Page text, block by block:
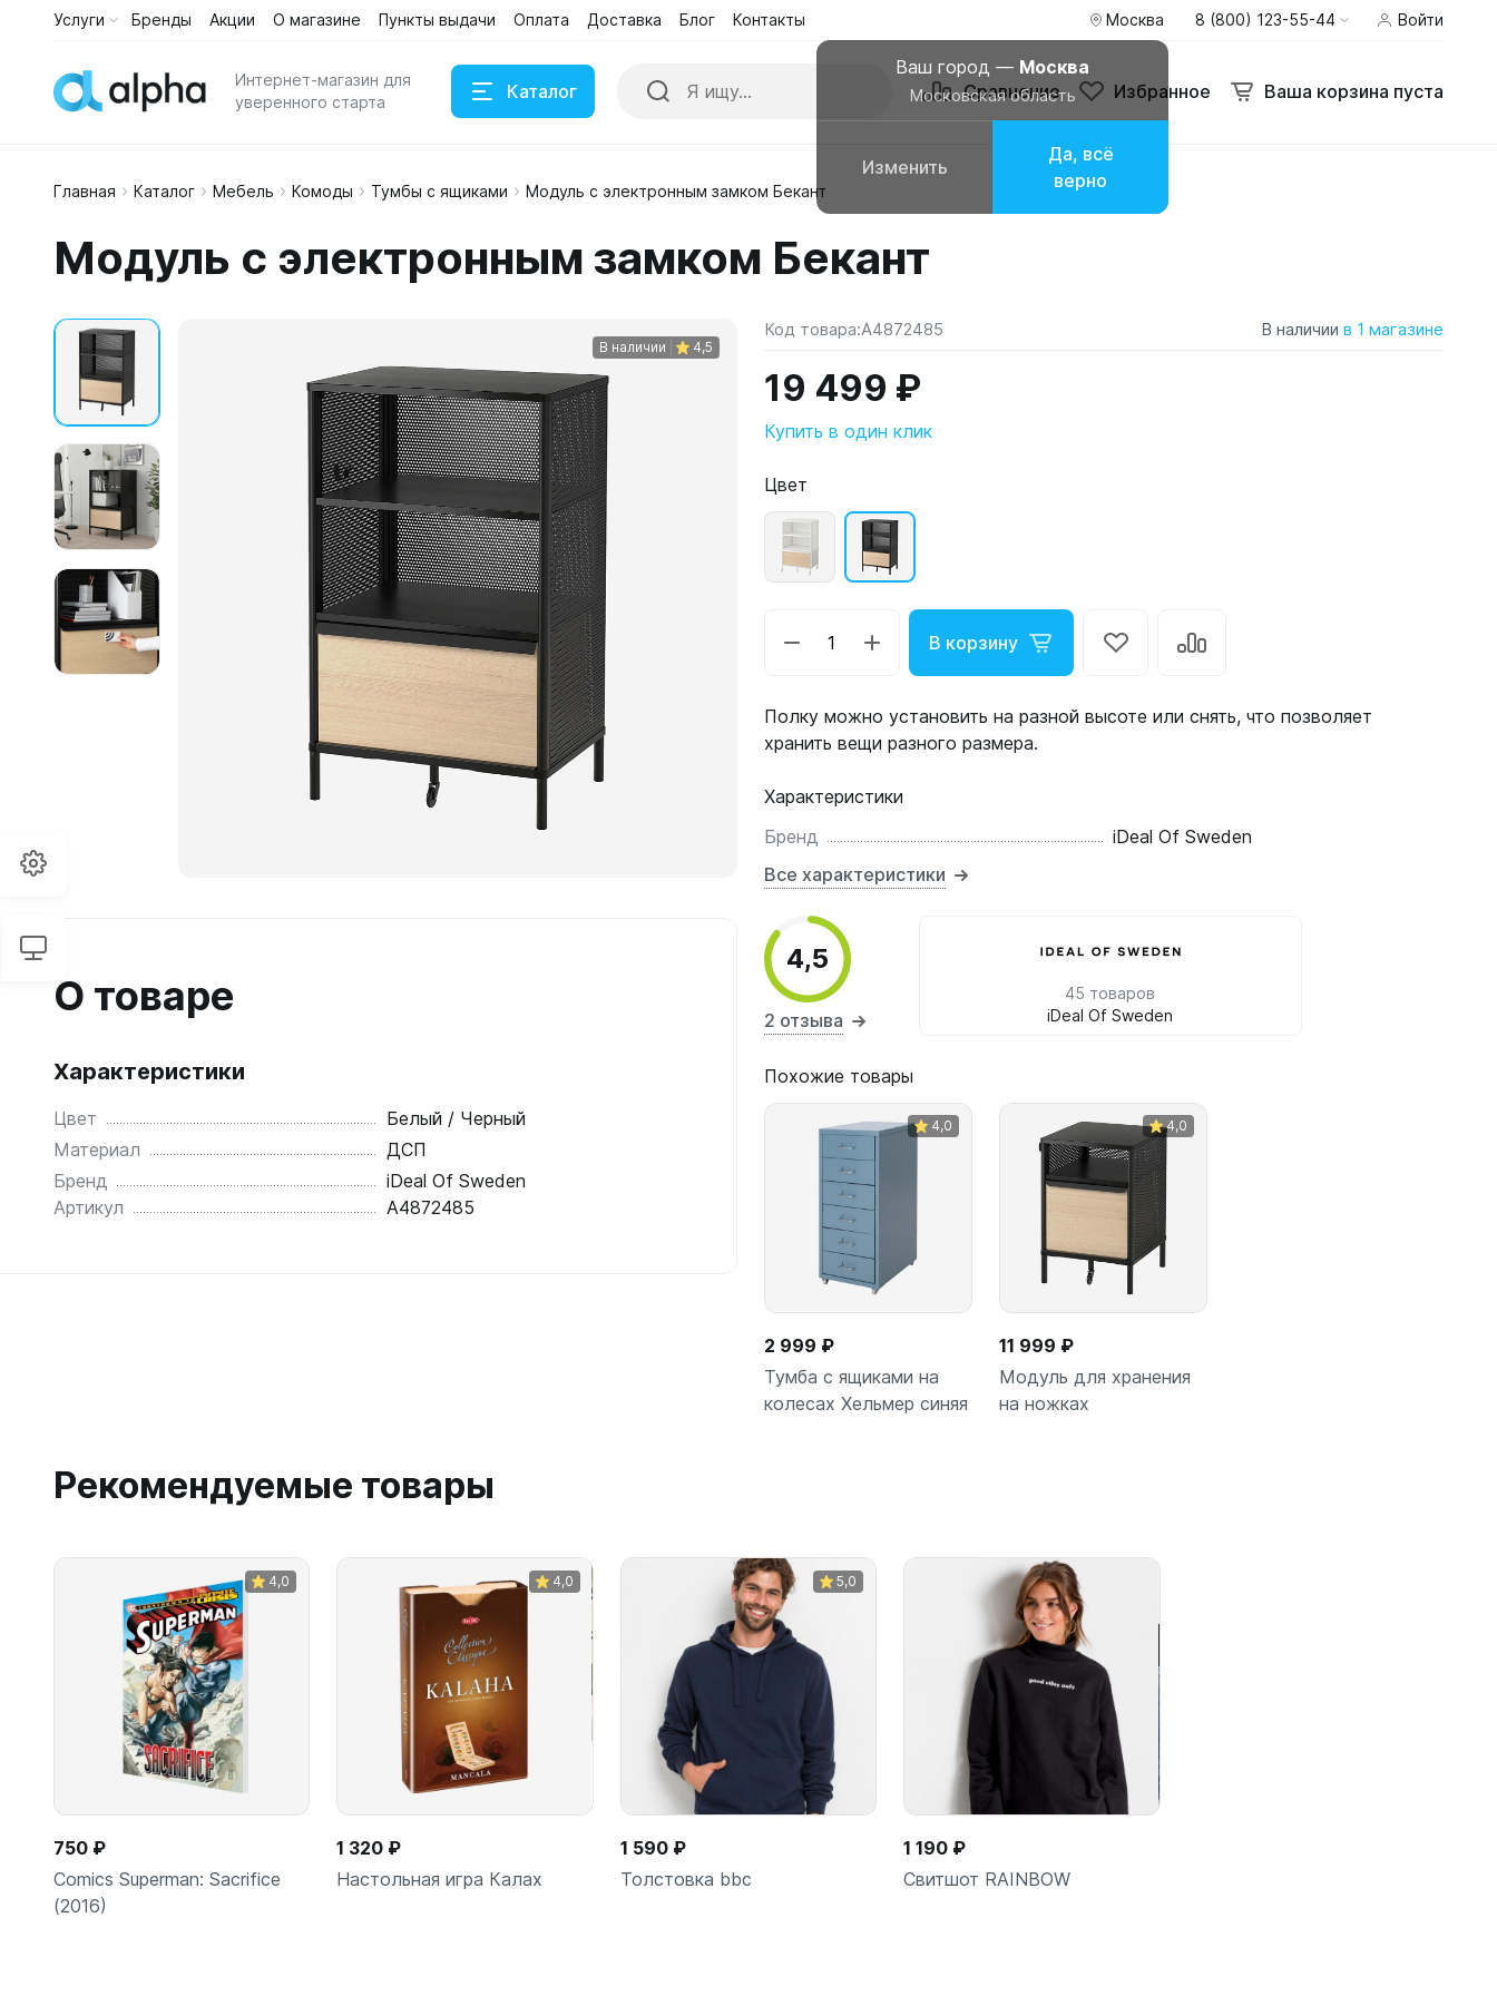
Услуги Бренды Акции О магазине Пункты выдачи Оплата Доставка Блог Контакты Москва
Ваш город — Москва
Московская область
Изменить
Да, всё
верно
8 (800) 123-55-44 Войти
Интернет-магазин для
уверенного старта
Каталог Сравнение Избранное Ваша корзина пуста
Наушники
Портативные колонки
Умные часы
Чехлы для смартфонов
Главная Каталог Мебель Комоды Тумбы с ящиками Модуль с электронным замком Бекант
Модуль с электронным замком Бекант
В наличии 4,5
Код товара:A4872485 В наличии в 1 магазине
19 499 ₽
Купить в один клик
Цвет
В корзину
Полку можно установить на разной высоте или снять, что позволяет
хранить вещи разного размера.
Характеристики
Бренд
iDeal Of Sweden
Все характеристики
4,5
2 отзыва
45 товаров
iDeal Of Sweden
Похожие товары
4,0
2 999 ₽
Тумба с ящиками на
колесах Хельмер синяя
4,0
11 999 ₽
Модуль для хранения
на ножках
О товаре
Характеристики
Цвет
Белый / Черный
Материал
ДСП
Бренд
iDeal Of Sweden
Артикул
A4872485
Рекомендуемые товары
4,0
750 ₽
Comics Superman: Sacrifice
(2016)
4,0
1 320 ₽
Настольная игра Калах
5,0
1 590 ₽
Толстовка bbc
1 190 ₽
Свитшот RAINBOW